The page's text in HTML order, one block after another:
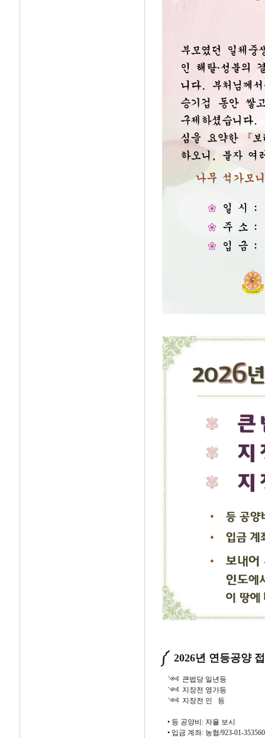
༼ 2026년 연등공양
༺ 큰법당 일년등
༺ 지장전 영가등
༺ 지장전 인 등
• 등 공양비: 자율 보시
• 입금 계좌: 농협/923-01-